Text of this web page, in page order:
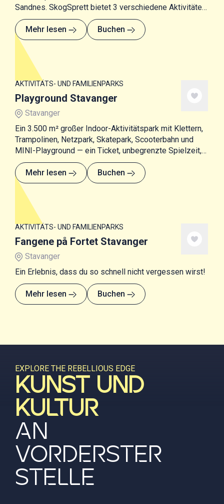
Sandnes. SkogSprett bietet 3 verschiedene Aktivitäten
an: einen Netz-Park, einen Kletterpark sowie SUP-
Kurse.Mehr lesen Buchen
AKTIVITÄTS- UND FAMILIENPARKS
Playground Stavanger
Stavanger
Ein 3.500 m² großer Indoor-Aktivitätspark mit Klettern,
Trampolinen, Netzpark, Skatepark, Scooterbahn und
MINI-Playground — ein Ticket, unbegrenzte Spielzeit,
ab 1 Jahr.
Mehr lesen
Buchen
AKTIVITÄTS- UND FAMILIENPARKS
Fangene på Fortet Stavanger
Stavanger
Ein Erlebnis, dass du so schnell nicht vergessen wirst!
Mehr lesen Buchen
EXPLORE THE REBELLIOUS EDGE
KUNST UND
KULTUR
AN
VORDERSTER
STELLE